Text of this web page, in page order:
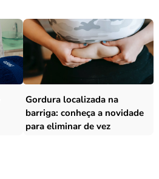
Gordura localizada na
barriga: conheça a novidade
para eliminar de vez